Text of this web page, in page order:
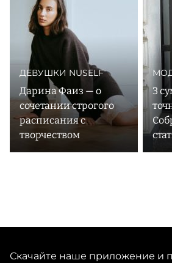
ДЕВУШКИ NUSELF
Дарина Фаиз — о
сочетании строгого
расписания с
творчеством
3
Скачайте наше приложение и